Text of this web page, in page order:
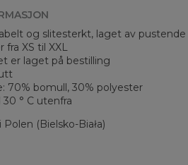
og slitesterkt, laget av
fra XS til XXL
er laget på bestilling
70% bomull, 30% polyester
30 ° C utenfra
(Bielsko-Biała)